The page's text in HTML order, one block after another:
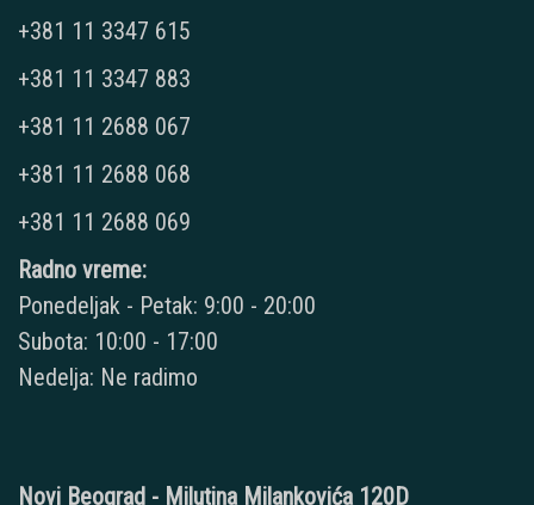
+381 11 3347 615
+381 11 3347 883
+381 11 2688 067
+381 11 2688 068
+381 11 2688 069
Radno vreme:
Ponedeljak - Petak: 9:00 - 20:00
Subota: 10:00 - 17:00
Nedelja: Ne radimo
Novi Beograd - Milutina Milankovića 120D